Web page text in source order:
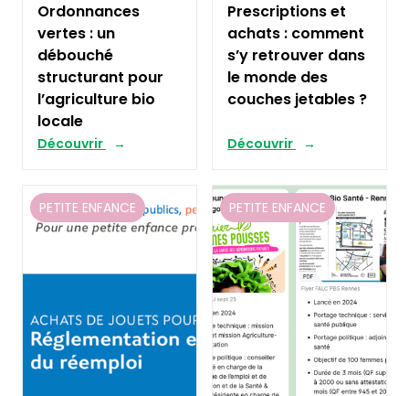
Ordonnances
vertes : un
débouché
structurant pour
l’agriculture bio
locale
Découvrir
Prescriptions et
achats : comment
s’y retrouver dans
le monde des
couches jetables ?
Découvrir
PETITE ENFANCE PETITE ENFANCE